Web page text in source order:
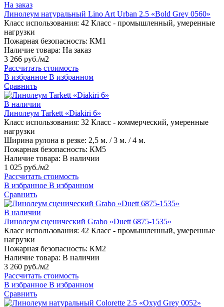
На заказ
Линолеум натуральный Lino Art Urban 2.5 «Bold Grey 0560»
Класс использования: 42 Класс - промышленный, умеренные
нагрузки
Пожарная безопасность: КМ1
Наличие товара: На заказ
3 266 руб./м2
Рассчитать стоимость
В избранное В избранном
Сравнить
В наличии
Линолеум Tarkett «Diakiri 6»
Класс использования: 32 Класс - коммерческий, умеренные
нагрузки
Ширина рулона в резке: 2,5 м. / 3 м. / 4 м.
Пожарная безопасность: КМ5
Наличие товара: В наличии
1 025 руб./м2
Рассчитать стоимость
В избранное В избранном
Сравнить
В наличии
Линолеум сценический Grabo «Duett 6875-1535»
Класс использования: 42 Класс - промышленный, умеренные
нагрузки
Пожарная безопасность: КМ2
Наличие товара: В наличии
3 260 руб./м2
Рассчитать стоимость
В избранное В избранном
Сравнить